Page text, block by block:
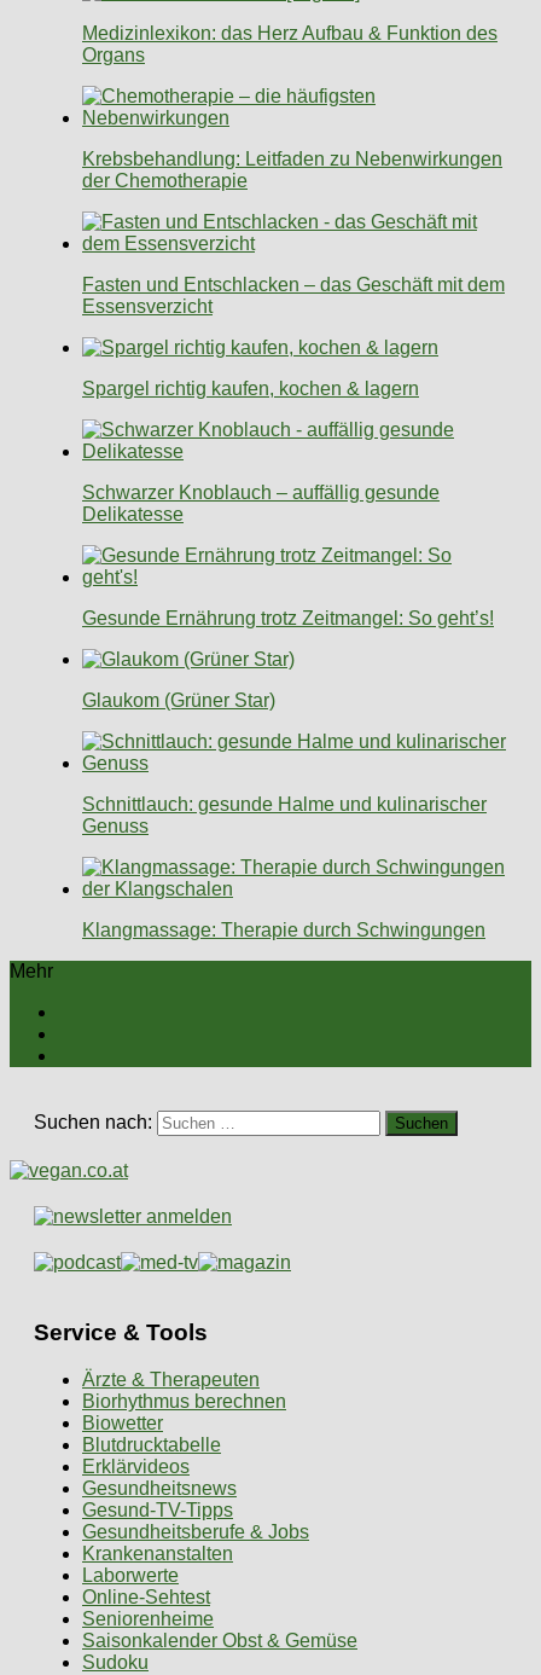
Medizinlexikon: das Herz Aufbau & Funktion des
Organs
Krebsbehandlung: Leitfaden zu Nebenwirkungen
der Chemotherapie
Fasten und Entschlacken – das Geschäft mit dem
Essensverzicht
Spargel richtig kaufen, kochen & lagern
Schwarzer Knoblauch – auffällig gesunde
Delikatesse
Gesunde Ernährung trotz Zeitmangel: So geht’s!
Glaukom (Grüner Star)
Schnittlauch: gesunde Halme und kulinarischer
Genuss
Klangmassage: Therapie durch Schwingungen
Mehr
Suchen nach:
Service & Tools
Ärzte & Therapeuten
Biorhythmus berechnen
Biowetter
Blutdrucktabelle
Erklärvideos
Gesundheitsnews
Gesund-TV-Tipps
Gesundheitsberufe & Jobs
Krankenanstalten
Laborwerte
Online-Sehtest
Seniorenheime
Saisonkalender Obst & Gemüse
Sudoku